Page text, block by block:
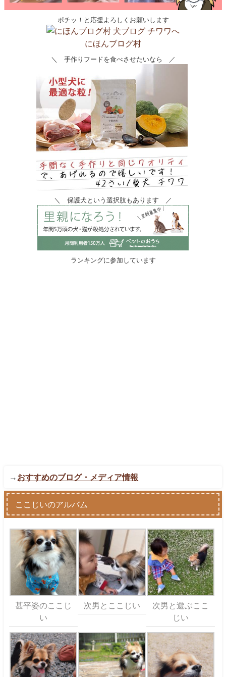
ポチッ！と応援よろしくお願いします
にほんブログ村
＼ 手作りフードを食べさせたいなら ／
＼ 保護犬という選択肢もあります ／
ランキングに参加しています
→ おすすめのブログ・メディア情報
ここじいのアルバム
甚平姿のここじ
い
次男とここじい
次男と遊ぶここ
じい